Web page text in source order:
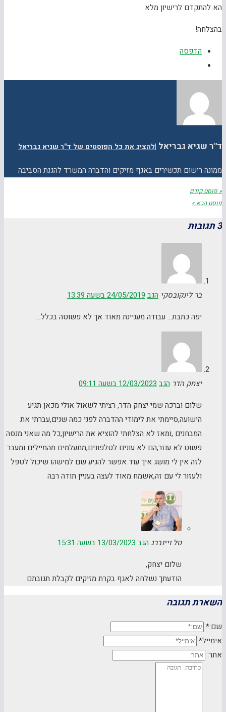
הא להתקדם לרישיון מלא.
בהצלחה!
הדפסה
ד"ר שגיא גבריאל |להציג את כל הפוסטים של ד"ר שגיא גבריאל
ממונה רישום תכשירים באגף מזיקים והדברה המשרד להגנת הסביבה
« פוסט קודם
פוסט הבא »
3 תגובות
בר לינקובסקי הגב 24/05/2019 בשעה 13:39
יפה כתבת… עבודה מעניינת מאוד אך לא פשוטה בכלל…
יצחק הדר הגב 12/03/2023 בשעה 09:11
שלום וברכה שמי יצחק הדר, רציתי לשאול אולי מכאן תגיע
הישועה,סיימתי את לימודי ההדברה לפני כמה שנים,עברתי את
המבחנים ,ומאז לא הצלחתי להוציא את הרישיון,כל מה שאני מנסה
פשוט לא עוזר,הם לא עונים לטלפונים,מתעלמים מהמיילים ומעבר
לזה אין לי מושג איך עוד אפשר להגיע שם למישהו שיכול לטפל
ולעזור לי עם זה,אשמח מאוד לעצה בעניין תודה רבה
טל ויינברג הגב 13/03/2023 בשעה 15:31
שלום יצחק,
הודעתך נשלחה לאגף בקרת מזיקים לקבלת תגובתם.
השארת תגובה
שם:*
אימייל*
אתר: